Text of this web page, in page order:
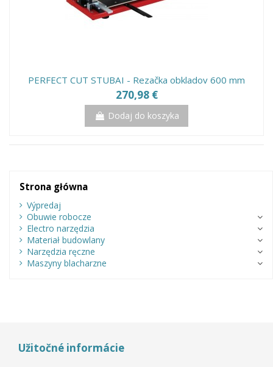
PERFECT CUT STUBAI - Rezačka obkladov 600 mm
270,98 €
Dodaj do koszyka
Strona główna
Výpredaj
Obuwie robocze
Electro narzędzia
Materiał budowlany
Narzędzia ręczne
Maszyny blacharzne
Užitočné informácie